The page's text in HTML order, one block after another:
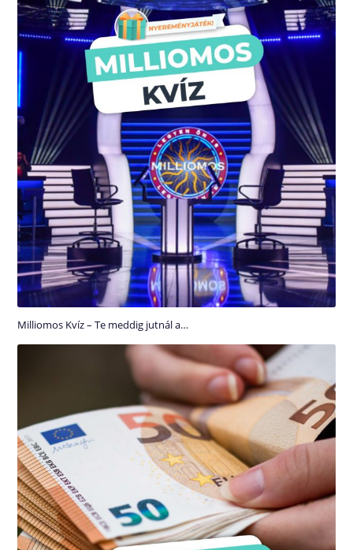
Milliomos Kvíz – Te meddig jutnál a…